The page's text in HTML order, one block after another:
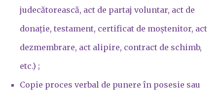
judecătorească, act de partaj voluntar, act de
donație, testament, certificat de moștenitor, act
dezmembrare, act alipire, contract de schimb,
etc.) ;
Copie proces verbal de punere în posesie sau